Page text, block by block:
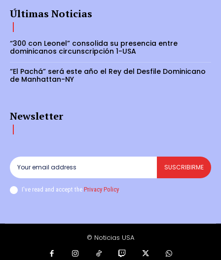
Últimas Noticias
“300 con Leonel” consolida su presencia entre
dominicanos circunscripción 1-USA
“El Pachá” será este año el Rey del Desfile Dominicano
de Manhattan-NY
Newsletter
SUSCRIBIRME
I've read and accept the Privacy Policy.
© Noticias USA